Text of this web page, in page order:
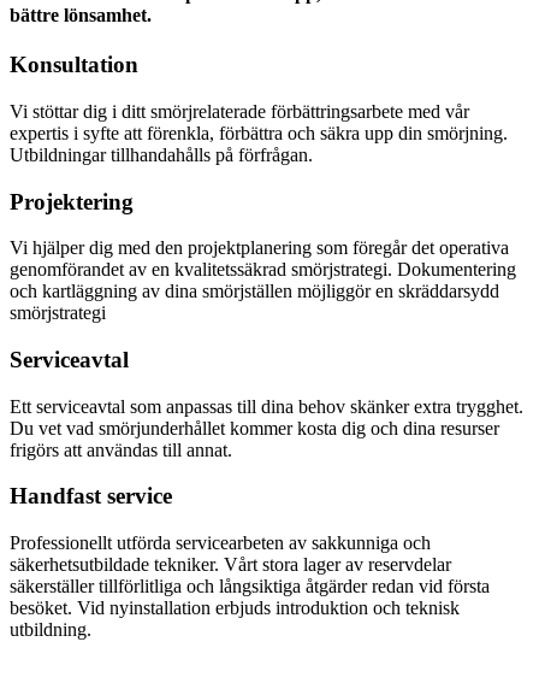
bättre lönsamhet.
Konsultation
Vi stöttar dig i ditt smörjrelaterade förbättringsarbete med vår
expertis i syfte att förenkla, förbättra och säkra upp din smörjning.
Utbildningar tillhandahålls på förfrågan.
Projektering
Vi hjälper dig med den projektplanering som föregår det operativa
genomförandet av en kvalitetssäkrad smörjstrategi. Dokumentering
och kartläggning av dina smörjställen möjliggör en skräddarsydd
smörjstrategi
Serviceavtal
Ett serviceavtal som anpassas till dina behov skänker extra trygghet.
Du vet vad smörjunderhållet kommer kosta dig och dina resurser
frigörs att användas till annat.
Handfast service
Professionellt utförda servicearbeten av sakkunniga och
säkerhetsutbildade tekniker. Vårt stora lager av reservdelar
säkerställer tillförlitliga och långsiktiga åtgärder redan vid första
besöket. Vid nyinstallation erbjuds ­introduktion och teknisk
utbildning.